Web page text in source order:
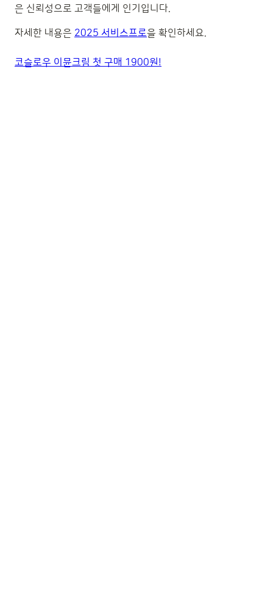
은 신뢰성으로 고객들에게 인기입니다.
자세한 내용은 2025 서비스프로을 확인하세요.
코슬로우 이뮨크림 첫 구매 1900원!